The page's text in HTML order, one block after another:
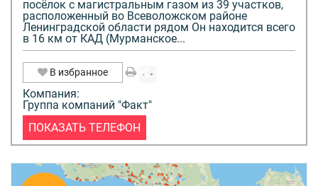
посёлок с магистральным газом из 39 участков,
расположенный во Всеволожском районе
Ленинградской области рядом Он находится всего
в 16 км от КАД (Мурманское...
В избранное
Компания:
Группа компаний "Факт"
ПОКАЗАТЬ ТЕЛЕФОН